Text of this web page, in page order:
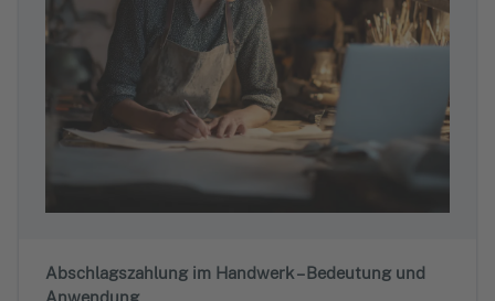
Abschlagszahlung im Handwerk – Bedeutung und
Anwendung